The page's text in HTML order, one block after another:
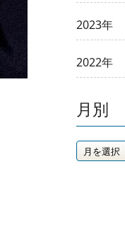
2023年
2022年
月別